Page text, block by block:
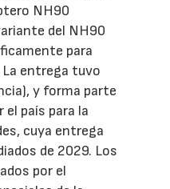
NH90
del NH90
para
La entrega tuvo
y forma parte
país para la
cuya entrega
de 2029. Los
por el